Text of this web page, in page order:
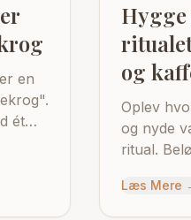
en
ét
den
og
Oplev
og nyde
ritual.
Læs Mere